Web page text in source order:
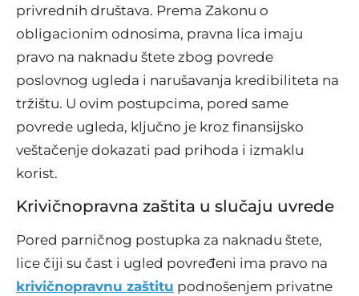
privrednih društava. Prema Zakonu o
obligacionim odnosima, pravna lica imaju
pravo na naknadu štete zbog povrede
poslovnog ugleda i narušavanja kredibiliteta na
tržištu. U ovim postupcima, pored same
povrede ugleda, ključno je kroz finansijsko
veštačenje dokazati pad prihoda i izmaklu
korist.
Krivičnopravna zaštita u slučaju uvrede
Pored parničnog postupka za naknadu štete,
lice čiji su čast i ugled povređeni ima pravo na
krivičnopravnu zaštitu podnošenjem privatne